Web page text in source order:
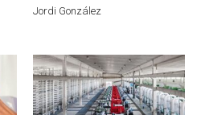
Jordi González